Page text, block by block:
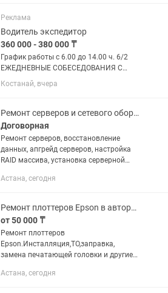
диагностировать авто...
Реклама
Водитель экспедитор
360 000 - 380 000 ₸
График работы с 6.00 до 14.00 ч. 6/2
ЕЖЕДНЕВНЫЕ СОБЕСЕДОВАНИЯ С
10:00 ДО 12:00. АДРЕС:
УЛ.КАРБЫШЕВА 16/1 ПЕКАРНЯ
от 370 тысяч тенге!!!! Обязанности: 1.
Управление...
Костанай, вчера
Ремонт серверов и сетевого оборудования в Сервисном Центре Лайн
Договорная
Ремонт серверов, восстановление
данных, апгрейд серверов, настройка
RAID массива, установка серверной
Server....), настройка сетевого
Астана, сегодня
Ремонт плоттеров Epson в авторизованном Сервис Центре Лайн
от 50 000 ₸
Ремонт плоттеров
Epson.Инсталляция,ТО,заправка,
замена печатающей головки и другие
- это более 30 лет опыта и знаний.
Астана, сегодня